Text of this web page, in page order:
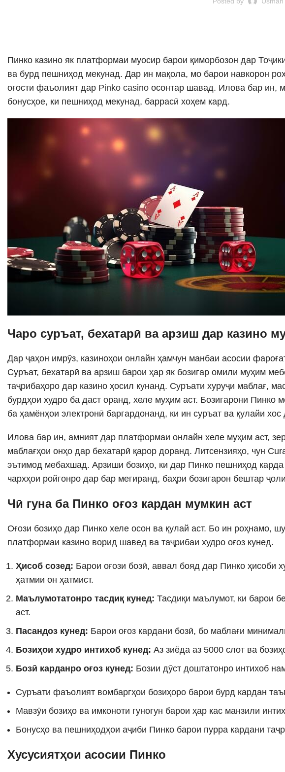
Пинко казино як платформаи муосир барои қиморбозон дар
ва бурд пешниҳод мекунад. Дар ин мақола, мо барои навкорон
оғости фаъолият дар Pinko casino осонтар шавад. Илова бар ин,
бонусҳое, ки пешниҳод мекунад, баррасӣ хоҳем кард.
Чаро суръат, бехатарӣ ва арзиш дар казино
Дар ҷаҳон имрӯз, казиноҳои онлайн ҳамчун манбаи асосии
Суръат, бехатарӣ ва арзиш барои ҳар як бозигар омили муҳим
таҷрибаҳоро дар казино ҳосил кунанд. Суръати хуруҷи маблағ,
бурдҳои худро ба даст оранд, хеле муҳим аст. Бозигарони Пинко
ба ҳамёнҳои электронӣ баргардонанд, ки ин суръат ва қулайи хос
Илова бар ин, амният дар платформаи онлайн хеле муҳим аст,
маблағҳои онҳо дар бехатарӣ қарор доранд. Литсензияҳо, чун
эътимод мебахшад. Арзиши бозиҳо, ки дар Пинко пешниҳод
чархҳои ройгонро дар бар мегиранд, баҳри бозигарон бештар
Чӣ гуна ба Пинко оғоз кардан мумкин аст
Оғози бозиҳо дар Пинко хеле осон ва қулай аст. Бо ин роҳнамо,
платформаи казино ворид шавед ва таҷрибаи худро оғоз кунед.
Ҳисоб созед: Барои оғози бозӣ, аввал бояд дар Пинко ҳисоби
ҳатмии он ҳатмист.
Маълумотатонро тасдиқ кунед: Тасдиқи маълумот, ки барои
аст.
Пасандоз кунед: Барои оғоз кардани бозӣ, бо маблағи
Бозиҳои худро интихоб кунед: Аз зиёда аз 5000 слот ва
Бозӣ карданро оғоз кунед: Бозии дӯст доштатонро интихоб
Суръати фаъолият вомбаргҳои бозиҳоро барои бурд кардан
Мавзӯи бозиҳо ва имконоти гуногун барои ҳар кас манзили
Бонусҳо ва пешниҳодҳои аҷиби Пинко барои пурра кардани
Хусусиятҳои асосии Пинко